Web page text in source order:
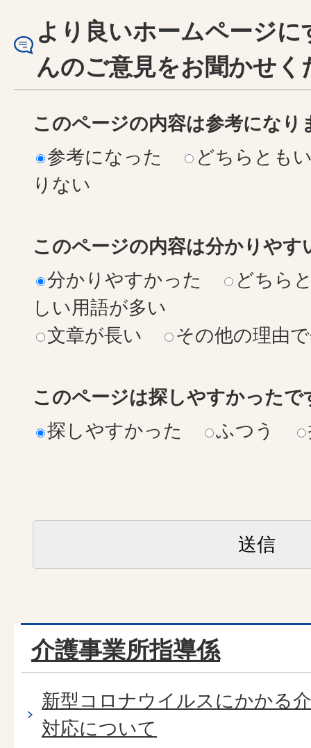
より良いホームページ
んのご意見をお聞かせく
このページの内容は参考になり
参考になった
どちらとも
りない
このページの内容は分かりやす
分かりやすかった
どちら
しい用語が多い
文章が長い
その他の理由
このページは探しやすかったで
探しやすかった
ふつう
介護事業所指導係
新型コロナウイルスにかかる
対応について